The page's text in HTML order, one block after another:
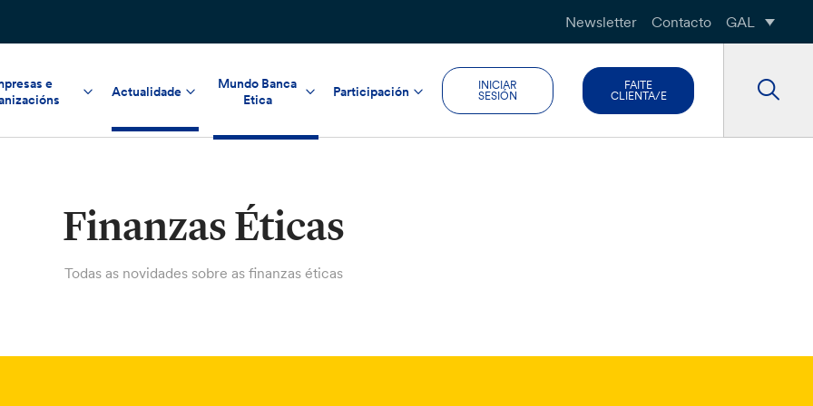
Newsletter Contacto GAL
e
Actualidade
Mundo Banca
Etica
Participación
INICIAR
SESIÓN
FAITE
CLIENTA/E
Finanzas Éticas
Todas as novidades sobre as finanzas éticas